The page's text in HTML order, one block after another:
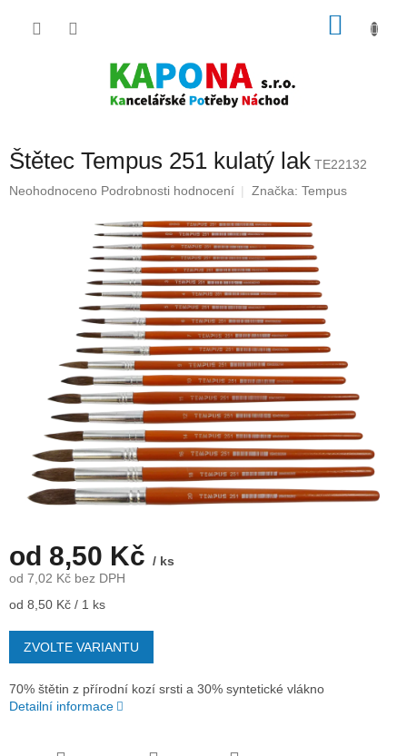
Štětec Tempus 251 kulatý lak TE22132
Průměrné
Neohodnoceno Podrobnosti hodnocení Značka: Tempus
od 8,50 Kč / ks
od 7,02 Kč bez DPH
Měrná
od 8,50 Kč / 1 ks
ZVOLTE VARIANTU
70% štětin z přírodní kozí srsti a 30% syntetické vlákno
Detailní informace